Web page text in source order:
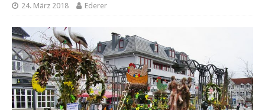
24. März 2018 Ederer